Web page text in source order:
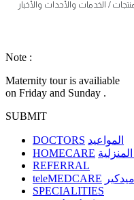
/ الخدمات والأحداث والأخبار
Note :
Maternity tour is availiable
on Friday and Sunday .
SUBMIT
DOCTORS المواعيد
HOMECARE
REFERRAL
teleMEDCARE
SPECIALITIES